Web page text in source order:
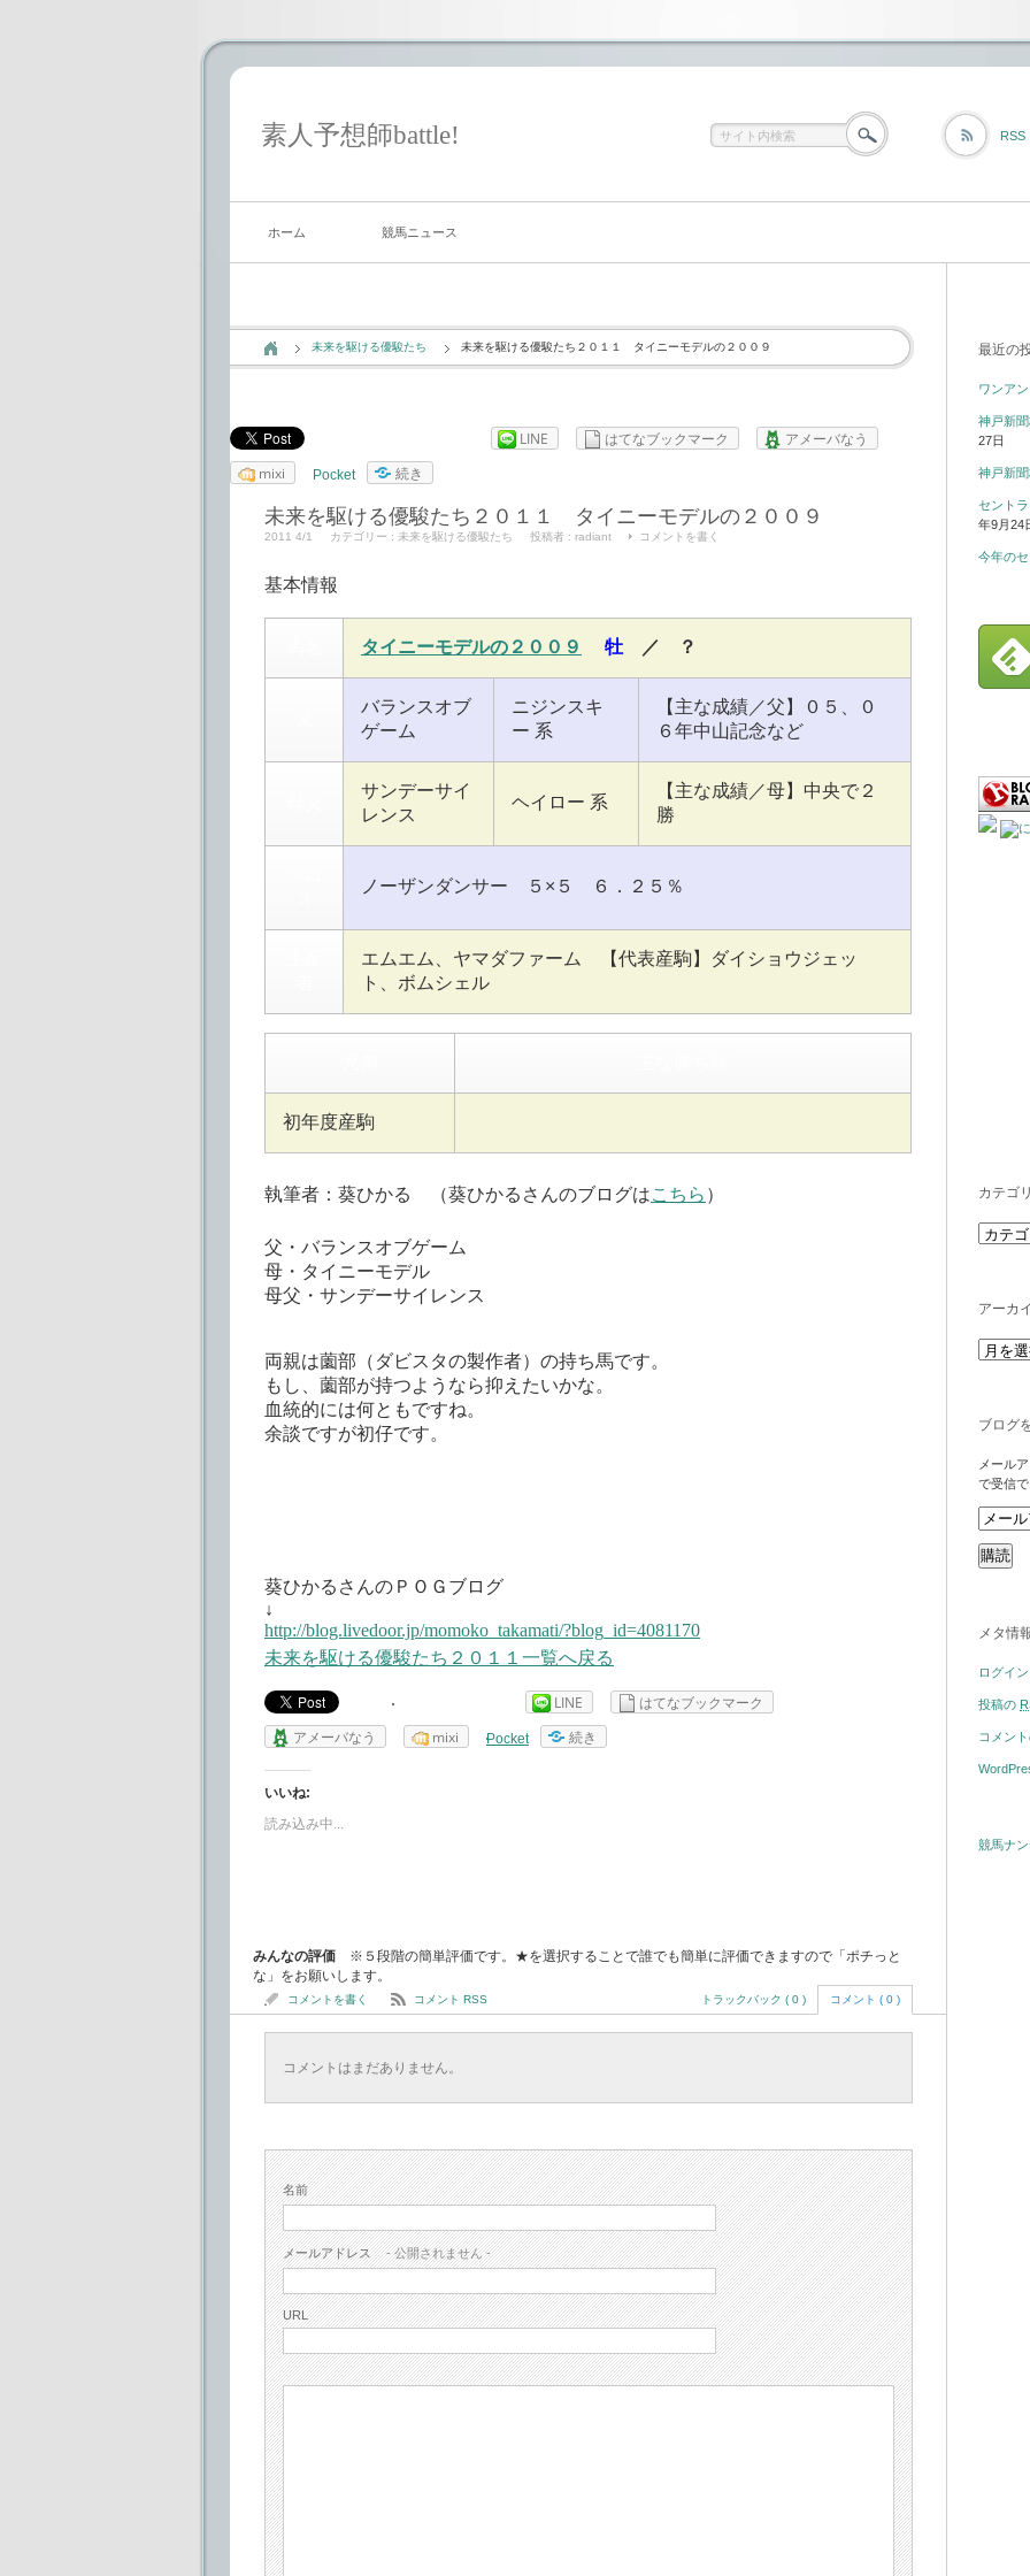
素人予想師battle! RSS
ホーム 競馬ニュース
未来を駆ける優駿たち 未来を駆ける優駿たち２０１１ タイニーモデルの２００９
LINE はてなブックマーク
アメーバなう
mixi
Pocket 続き
未来を駆ける優駿たち２０１１ タイニーモデルの２００９
2011 4/1 カテゴリー : 未来を駆ける優駿たち 投稿者 : radiant コメントを書く
基本情報
タイニーモデルの２００９ 牡 ／ ？
バランスオブ
ゲーム
ニジンスキ
ー 系
【主な成績／父】０５、０
６年中山記念など
サンデーサイ
レンス
ヘイロー 系
【主な成績／母】中央で２
勝
ノーザンダンサー ５×５ ６．２５％
エムエム、ヤマダファーム 【代表産駒】ダイショウジェッ
ト、ボムシェル
初年度産駒
執筆者：葵ひかる （葵ひかるさんのブログはこちら ）
父・バランスオブゲーム
母・タイニーモデル
母父・サンデーサイレンス
両親は薗部（ダビスタの製作者）の持ち馬です。
もし、薗部が持つようなら抑えたいかな。
血統的には何ともですね。
余談ですが初仔です。
葵ひかるさんのＰＯＧブログ
↓
http://blog.livedoor.jp/momoko_takamati/?blog_id=4081170
未来を駆ける優駿たち２０１１一覧へ戻る
LINE
はてなブックマーク
アメーバなう
mixi Pocket 続き
いいね:
読み込み中...
みんなの評価 ※５段階の簡単評価です。★を選択することで誰でも簡単に評価できますので「ポチっと
な」をお願いします。
コメントを書く コメント RSS トラックバック ( 0 ) コメント ( 0 )
コメントはまだありません。
名前
メールアドレス - 公開されません -
URL
最近の
ワンア
神戸新
27日
神戸新
セント
年9月24
今年の
カテゴ
アーカ
ブログ
メール
で受信で
メタ情
ログイン
投稿の
コメン
競馬ナ